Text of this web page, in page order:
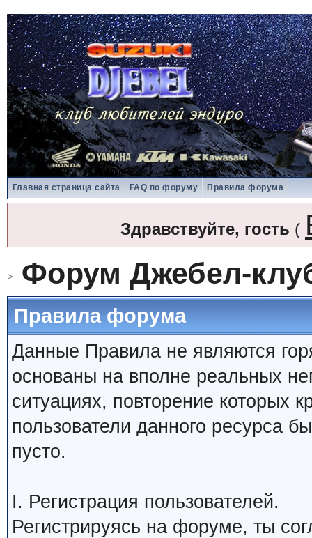
Главная страница сайта FAQ по форуму Правила форума
Здравствуйте, гость (
Форум Джебел-
Правила форума
Данные Правила не являются
основаны на вполне реальных
ситуациях, повторение которых
пользователи данного ресурса
пусто.
I. Регистрация пользователей.
Регистрируясь на форуме, ты